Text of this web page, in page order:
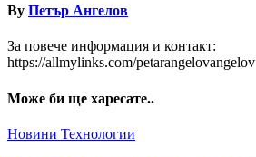
By Петър Ангелов
За повече информация и контакт:
https://allmylinks.com/petarangelovangelov
Може би ще харесате..
Новини Технологии